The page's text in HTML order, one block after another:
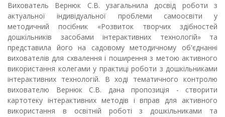
Вихователь Вернюк С.В. узагальнила досвід роботи з
актуальної індивідуальної проблеми самоосвіти у
методичний посібник «Розвиток творчих здібностей
дошкільників засобами інтерактивних технологій» та
представила його на садовому методичному об'єднанні
вихователів для схвалення і поширення з метою активного
використання колегами у практиці роботи з дошкільниками
інтерактивних технологій. В ході тематичного контролю
вихователю Вернюк С.В. дана пропозиція - створити
картотеку інтерактивних методів і вправ для активного
використання в освітній роботі з дошкільниками та